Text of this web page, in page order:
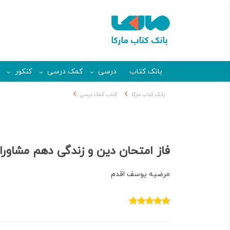
بانک کتاب درسی کمک درسی کنکور
بانک کتاب مارکا کتاب کمک درسی
فاز امتحان دین و زندگی دهم
مرضیه یوسف اقدم